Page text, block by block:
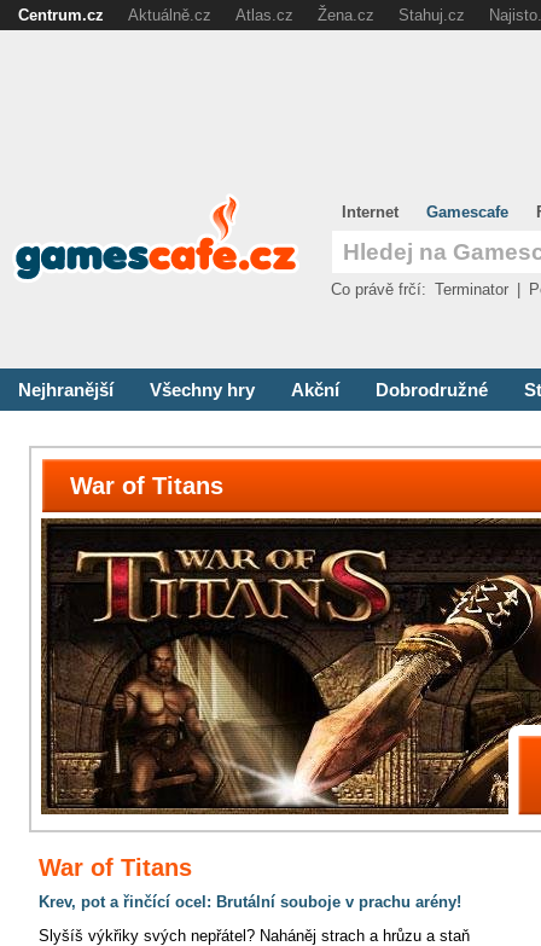
Nejhranější Všechny hry Akční Dobrodružné
War of Titans
War of Titans
Krev, pot a řinčící ocel: Brutální souboje v prachu arény!
Slyšíš výkřiky svých nepřátel? Naháněj strach a hrůzu a staň
Internet Gamescafe
Co právě frčí: Terminator
Centrum.cz Aktuálně.cz Atlas.cz Žena.cz Stahuj.cz